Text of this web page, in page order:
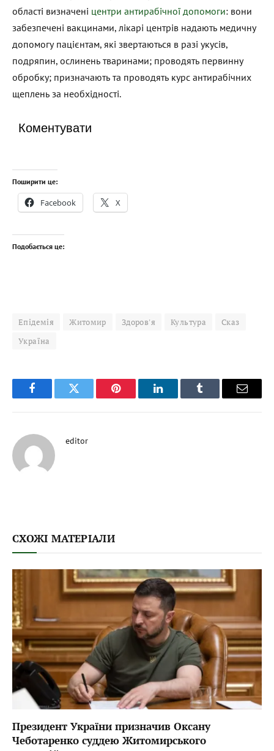
області визначені центри антирабічної допомоги: вони
забезпечені вакцинами, лікарі центрів надають медичну
допомогу пацієнтам, які звертаються в разі укусів,
подряпин, ослинень тваринами; проводять первинну
обробку; призначають та проводять курс антирабічних
щеплень за необхідності.
Коментувати
Поширити це:
Facebook X
Подобається це:
Епідемія Житомир Здоров'я Культура
Сказ
Україна
FacebookTwitter Pinterest LinkedInTumblr Email
editor
СХОЖІ МАТЕРІАЛИ
Президент України призначив Оксану
Чеботаренко суддею Житомирського